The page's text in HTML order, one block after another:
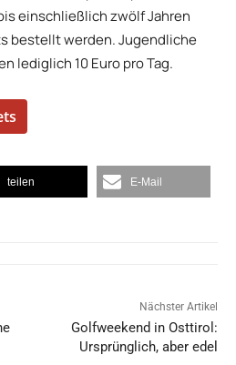
einschließlich zwölf Jahren
bestellt werden. Jugendliche
lediglich 10 Euro pro Tag.
teilen E-Mail
Nächster Artikel
Golfweekend in Osttirol:
Ursprünglich, aber edel